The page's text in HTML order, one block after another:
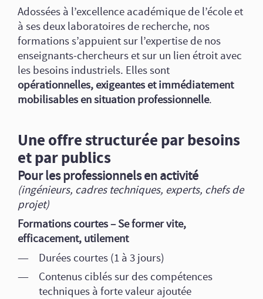
Adossées à l’excellence académique de l’école et
à ses deux laboratoires de recherche, nos
formations s’appuient sur l’expertise de nos
enseignants‑chercheurs et sur un lien étroit avec
les besoins industriels. Elles sont
opérationnelles, exigeantes et immédiatement
mobilisables en situation professionnelle.
Une offre structurée par besoins
et par publics
Pour les professionnels en activité
(ingénieurs, cadres techniques, experts, chefs de
projet)
Formations courtes – Se former vite,
efficacement, utilement
Durées courtes (1 à 3 jours)
Contenus ciblés sur des compétences
techniques à forte valeur ajoutée